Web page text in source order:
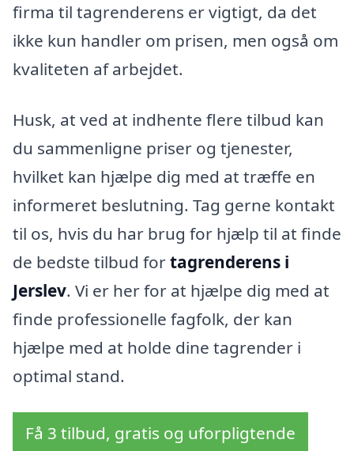
firma til tagrenderens er vigtigt, da det
ikke kun handler om prisen, men også om
kvaliteten af arbejdet.
Husk, at ved at indhente flere tilbud kan
du sammenligne priser og tjenester,
hvilket kan hjælpe dig med at træffe en
informeret beslutning. Tag gerne kontakt
til os, hvis du har brug for hjælp til at finde
de bedste tilbud fortagrenderens i
Jerslev. Vi er her for at hjælpe dig med at
finde professionelle fagfolk, der kan
hjælpe med at holde dine tagrender i
optimal stand.
Få 3 tilbud, gratis og uforpligtende